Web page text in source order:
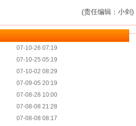
(责任编辑：小剑)
07-10-26 07:19
07-10-25 05:19
07-10-02 08:29
07-09-05 20:19
07-08-28 10:00
07-08-08 21:28
07-08-08 08:17